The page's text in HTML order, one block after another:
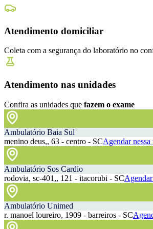
Atendimento domiciliar
Coleta com a segurança do laboratório no
Atendimento nas unidades
Confira as unidades que fazem o exame
Ambulatório Baia Sul
menino deus,, 63 - centro - SCAgendar nessa
Ambulatório Sos Cardio
rodovia, sc-401,, 121 - itacorubi - SC
Ambulatório Unimed
r. manoel loureiro, 1909 - barreiros - SC